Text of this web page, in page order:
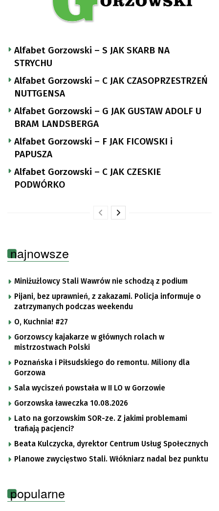
Alfabet Gorzowski – S JAK SKARB NA
STRYCHU
Alfabet Gorzowski – C JAK CZASOPRZESTRZEŃ
NUTTGENSA
Alfabet Gorzowski – G JAK GUSTAW ADOLF U
BRAM LANDSBERGA
Alfabet Gorzowski – F JAK FICOWSKI i
PAPUSZA
Alfabet Gorzowski – C JAK CZESKIE
PODWÓRKO
najnowsze
Miniżużlowcy Stali Wawrów nie schodzą z podium
Pijani, bez uprawnień, z zakazami. Policja informuje o
zatrzymanych podczas weekendu
O, Kuchnia! #27
Gorzowscy kajakarze w głównych rolach w
mistrzostwach Polski
Poznańska i Piłsudskiego do remontu. Miliony dla
Gorzowa
Sala wyciszeń powstała w II LO w Gorzowie
Gorzowska ławeczka 10.08.2026
Lato na gorzowskim SOR-ze. Z jakimi problemami
trafiają pacjenci?
Beata Kulczycka, dyrektor Centrum Usług Społecznych
Planowe zwycięstwo Stali. Włókniarz nadal bez punktu
popularne